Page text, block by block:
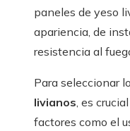
paneles de yeso
apariencia, de
resistencia al
Para seleccionar
livianos , es
factores como el